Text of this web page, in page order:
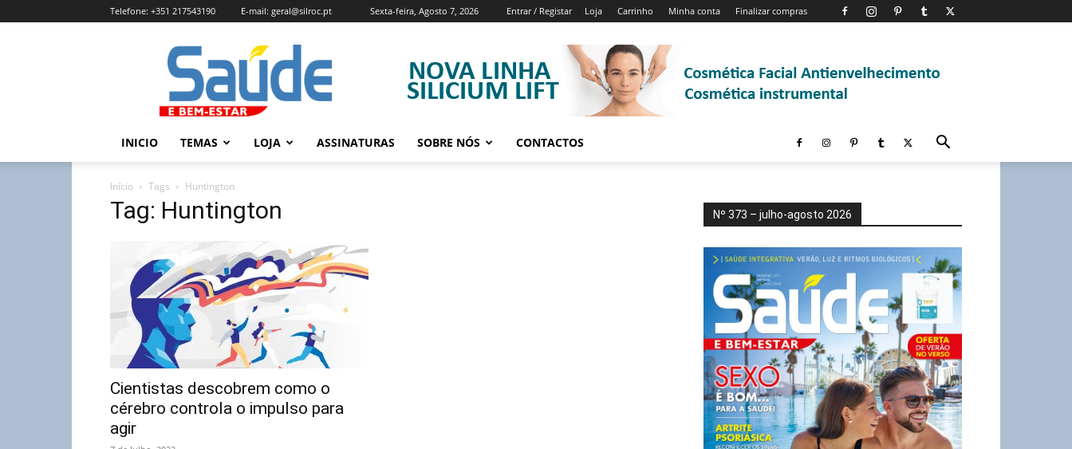
Sexta-feira, Agosto 7, 2026 Entrar / Registar Loja Carrinho Minha conta Finalizar compras
Telefone: +351 217543190 E-mail: geral@silroc.pt
Revista
Saúde
e
Bem
Estar
Edição
INICIO TEMAS LOJA ASSINATURAS SOBRE NÓS CONTACTOS
Início Tags Huntington
Tag: Huntington
Cientistas descobrem como o
cérebro controla o impulso para
agir
Nº 373 – julho-agosto 2026